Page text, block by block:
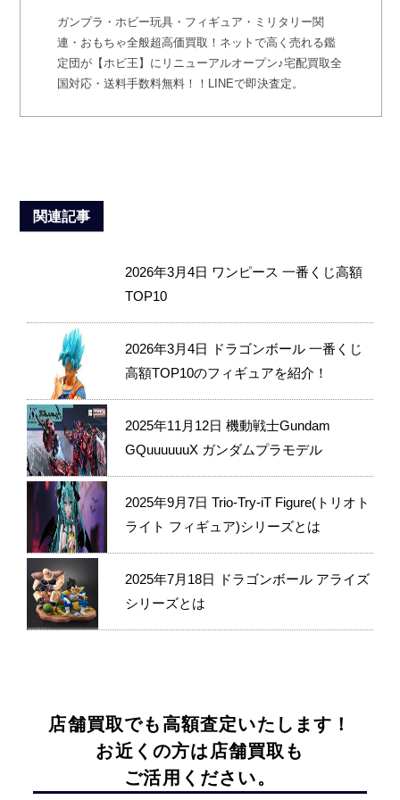
ガンプラ・ホビー玩具・フィギュア・ミリタリー関
連・おもちゃ全般超高価買取！ネットで高く売れる鑑
定団が【ホビ王】にリニューアルオープン♪宅配買取全
国対応・送料手数料無料！！LINEで即決査定。
関連記事
2026年3月4日 ワンピース 一番くじ高額
TOP10
2026年3月4日
ドラゴンボール 一番くじ
高額TOP10のフィギュアを紹介！
2025年11月12日 機動戦士Gundam
GQuuuuuuX ガンダムプラモデル
2025年9月7日 Trio-Try-iT Figure(トリオト
ライト フィギュア)シリーズとは
2025年7月18日
ドラゴンボール アライズ
シリーズとは
店舗買取でも高額査定いたします！
お近くの方は店舗買取も
ご活用ください。